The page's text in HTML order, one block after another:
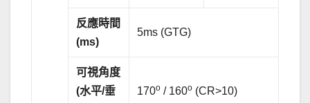
反應時間
(ms)
5ms (GTG)
可視角度
(水平/垂
170o / 160o (CR>10)